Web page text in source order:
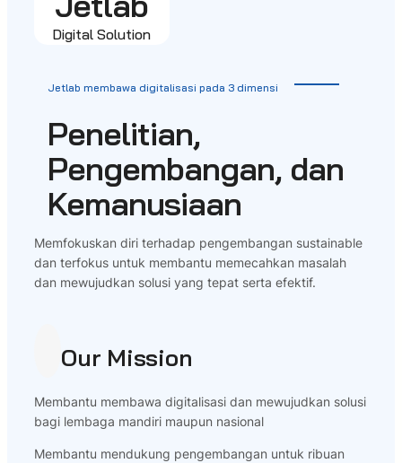
Digital Solution
Jetlab membawa digitalisasi pada 3 dimensi
Penelitian,
Pengembangan, dan
Kemanusiaan
Memfokuskan diri terhadap pengembangan sustainable
dan terfokus untuk membantu memecahkan masalah
dan mewujudkan solusi yang tepat serta efektif.
Our Mission
Membantu membawa digitalisasi dan mewujudkan solusi
bagi lembaga mandiri maupun nasional
Membantu mendukung pengembangan untuk ribuan